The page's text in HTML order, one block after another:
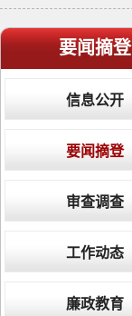
要闻摘登
信息公开
要闻摘登
审查调查
工作动态
廉政教育